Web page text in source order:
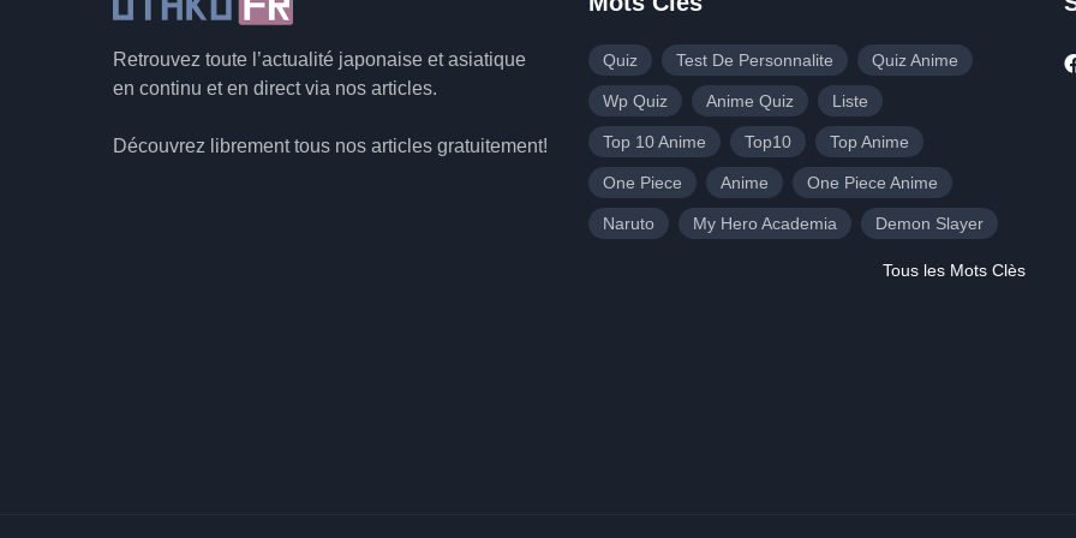
Retrouvez toute l’actualité japonaise et asiatique
en continu et en direct via nos articles.
Découvrez librement tous nos articles gratuitement!
Quiz Test De Personnalite Quiz Anime
Wp Quiz Anime Quiz Liste
Top 10 Anime Top10 Top Anime
One Piece Anime One Piece Anime
Naruto My Hero Academia Demon Slayer
Tous les Mots Clès